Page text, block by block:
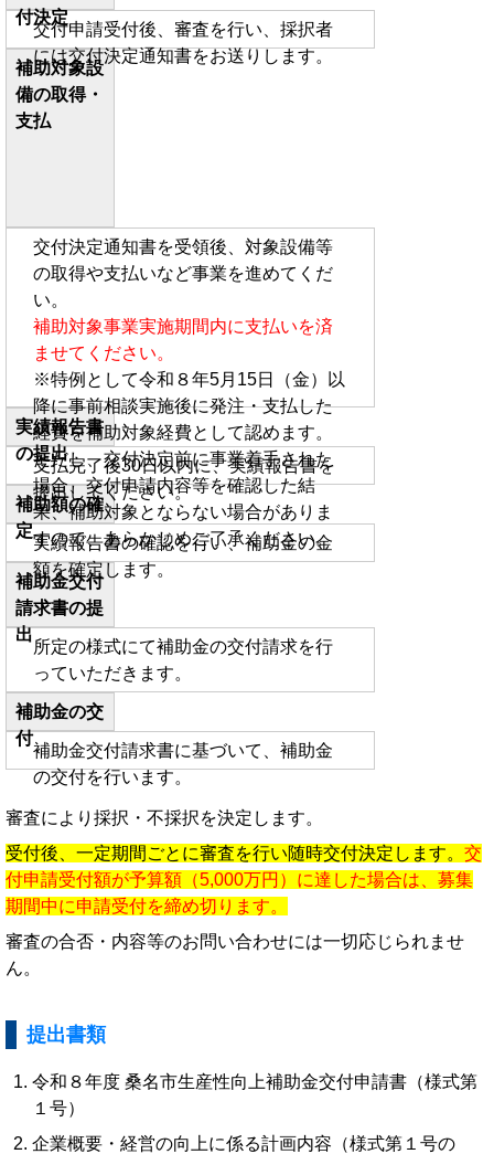
付決定
交付申請受付後、審査を行い、採択者
には交付決定通知書をお送りします。
補助対象設
備の取得・
支払
交付決定通知書を受領後、対象設備等
の取得や支払いなど事業を進めてくだ
い。
補助対象事業実施期間内に支払いを済
ませてください。
※特例として令和８年5月15日（金）以
降に事前相談実施後に発注・支払した
経費を補助対象経費として認めます。
ただし、交付決定前に事業着手された
場合、交付申請内容等を確認した結
果、補助対象とならない場合がありま
すので、あらかじめご了承ください。
実績報告書
の提出
支払完了後30日以内に、実績報告書を
提出してください。
補助額の確
定
実績報告書の確認を行い、補助金の金
額を確定します。
補助金交付
請求書の提
出
所定の様式にて補助金の交付請求を行
っていただきます。
補助金の交
付
補助金交付請求書に基づいて、補助金
の交付を行います。
審査により採択・不採択を決定します。
受付後、一定期間ごとに審査を行い随時交付決定します。 交
付申請受付額が予算額（5,000万円）に達した場合は、募集
期間中に申請受付を締め切ります。
審査の合否・内容等のお問い合わせには一切応じられませ
ん。
提出書類
令和８年度 桑名市生産性向上補助金交付申請書（様式第
１号）
企業概要・経営の向上に係る計画内容（様式第１号の